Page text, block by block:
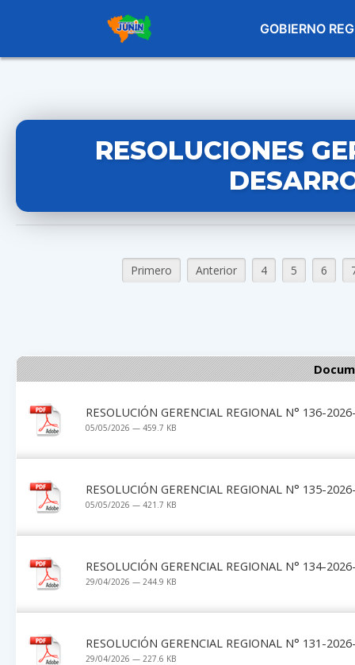
GOBIERNO
RESOLUCIONES
Primero Anterior 4 5 6
RESOLUCIÓN GERENCIAL REGIONAL N° 136-
05/05/2026 — 459.7 KB
RESOLUCIÓN GERENCIAL REGIONAL N° 135-
05/05/2026 — 421.7 KB
RESOLUCIÓN GERENCIAL REGIONAL N° 134-
29/04/2026 — 244.9 KB
RESOLUCIÓN GERENCIAL REGIONAL N° 131-
29/04/2026 — 227.6 KB